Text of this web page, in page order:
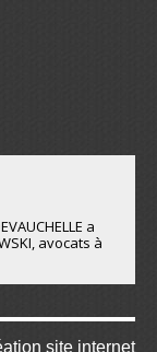
a
avocats à
site internet